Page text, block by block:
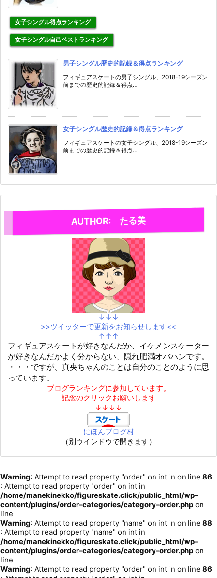
女子シングル得点ランキング
女子シングル自己ベストランキング
男子シングル歴史的記録＆得点ランキング
フィギュアスケートの男子シングル、2018-19シーズン
前までの歴史的記録＆得点…
女子シングル歴史的記録＆得点ランキング
フィギュアスケートの女子シングル、2018-19シーズン
前までの歴史的記録＆得点…
AUTHOR: たる美
↓↓↓
>>ツイッターで更新をお知らせします<<
↑↑↑
フィギュアスケートが好きなんだか、イケメンスケーター
が好きなんだかよく分からない、隠れ肥満オバハンです。
・・・ですが、真央ちゃんのことは自分のことのように思
っています。
ブログランキングに参加しています。
記念のクリックお願いします
↓↓↓↓
にほんブログ村
（別ウインドウで開きます）
Warning: Attempt to read property "order" on int in on line 86
: Attempt to read property "order" on int in
/home/manekinekko/figureskate.click/public_html/wp-
content/plugins/order-categories/category-order.php on
line
Warning: Attempt to read property "name" on int in on line 88
: Attempt to read property "name" on int in
/home/manekinekko/figureskate.click/public_html/wp-
content/plugins/order-categories/category-order.php on
line
Warning: Attempt to read property "order" on int in on line 86